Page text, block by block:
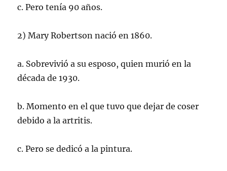
c. Pero tenía 90 años.
2) Mary Robertson nació en 1860.
a. Sobrevivió a su esposo, quien murió en la
década de 1930.
b. Momento en el que tuvo que dejar de coser
debido a la artritis.
c. Pero se dedicó a la pintura.